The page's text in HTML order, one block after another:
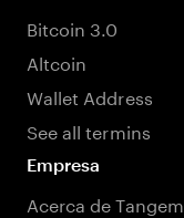
Bitcoin 3.0
Altcoin
Wallet Address
See all termins
Empresa
Acerca de Tangem